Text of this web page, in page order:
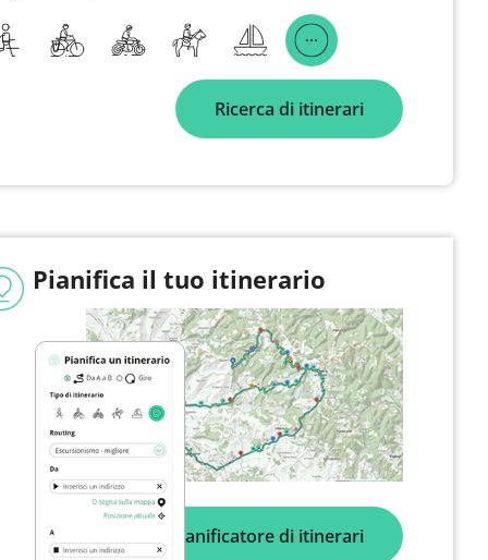
Ricerca di itinerari
Pianifica il tuo itinerario
Pianificatore di itinerari